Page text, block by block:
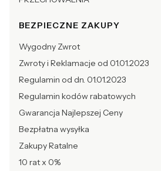
BEZPIECZNE ZAKUPY
Wygodny Zwrot
Zwroty i Reklamacje od 01.01.2023
Regulamin od dn. 01.01.2023
Regulamin kodów rabatowych
Gwarancja Najlepszej Ceny
Bezpłatna wysyłka
Zakupy Ratalne
10 rat x 0%